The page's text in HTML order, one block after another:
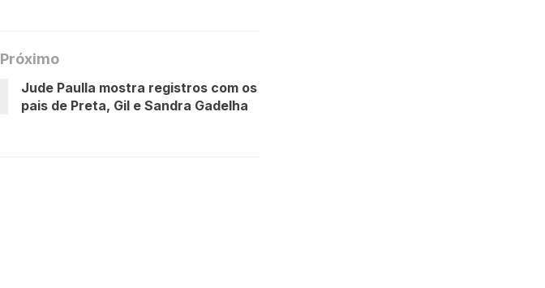
Próximo
Jude Paulla mostra registros com os
pais de Preta, Gil e Sandra Gadelha